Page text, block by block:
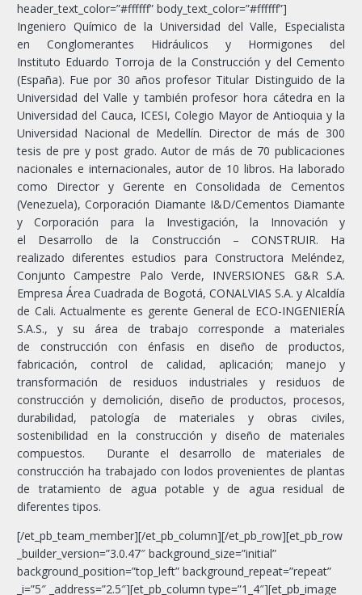
header_text_color=”#ffffff” body_text_color=”#ffffff”]
Ingeniero Químico de la Universidad del Valle, Especialista
en Conglomerantes Hidráulicos y Hormigones del
Instituto Eduardo Torroja de la Construcción y del Cemento
(España). Fue por 30 años profesor Titular Distinguido de la
Universidad del Valle y también profesor hora cátedra en la
Universidad del Cauca, ICESI, Colegio Mayor de Antioquia y la
Universidad Nacional de Medellín. Director de más de 300
tesis de pre y post grado. Autor de más de 70 publicaciones
nacionales e internacionales, autor de 10 libros. Ha laborado
como Director y Gerente en Consolidada de Cementos
(Venezuela), Corporación Diamante I&D/Cementos Diamante
y Corporación para la Investigación, la Innovación y
el Desarrollo de la Construcción – CONSTRUIR. Ha
realizado diferentes estudios para Constructora Meléndez,
Conjunto Campestre Palo Verde, INVERSIONES G&R S.A.
Empresa Área Cuadrada de Bogotá, CONALVIAS S.A. y Alcaldía
de Cali. Actualmente es gerente General de ECO-INGENIERÍA
S.A.S., y su área de trabajo corresponde a materiales
de construcción con énfasis en diseño de productos,
fabricación, control de calidad, aplicación; manejo y
transformación de residuos industriales y residuos de
construcción y demolición, diseño de productos, procesos,
durabilidad, patología de materiales y obras civiles,
sostenibilidad en la construcción y diseño de materiales
compuestos. Durante el desarrollo de materiales de
construcción ha trabajado con lodos provenientes de plantas
de tratamiento de agua potable y de agua residual de
diferentes tipos.
[/et_pb_team_member][/et_pb_column][/et_pb_row][et_pb_row
_builder_version=”3.0.47″ background_size=”initial”
background_position=”top_left” background_repeat=”repeat”
_i=”5″ _address=”2.5″][et_pb_column type=”1_4″][et_pb_image